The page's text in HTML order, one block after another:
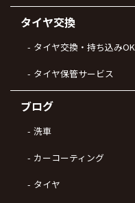
タイヤ交換
タイヤ交換・持ち込みOK
タイヤ保管サービス
ブログ
洗車
カーコーティング
タイヤ